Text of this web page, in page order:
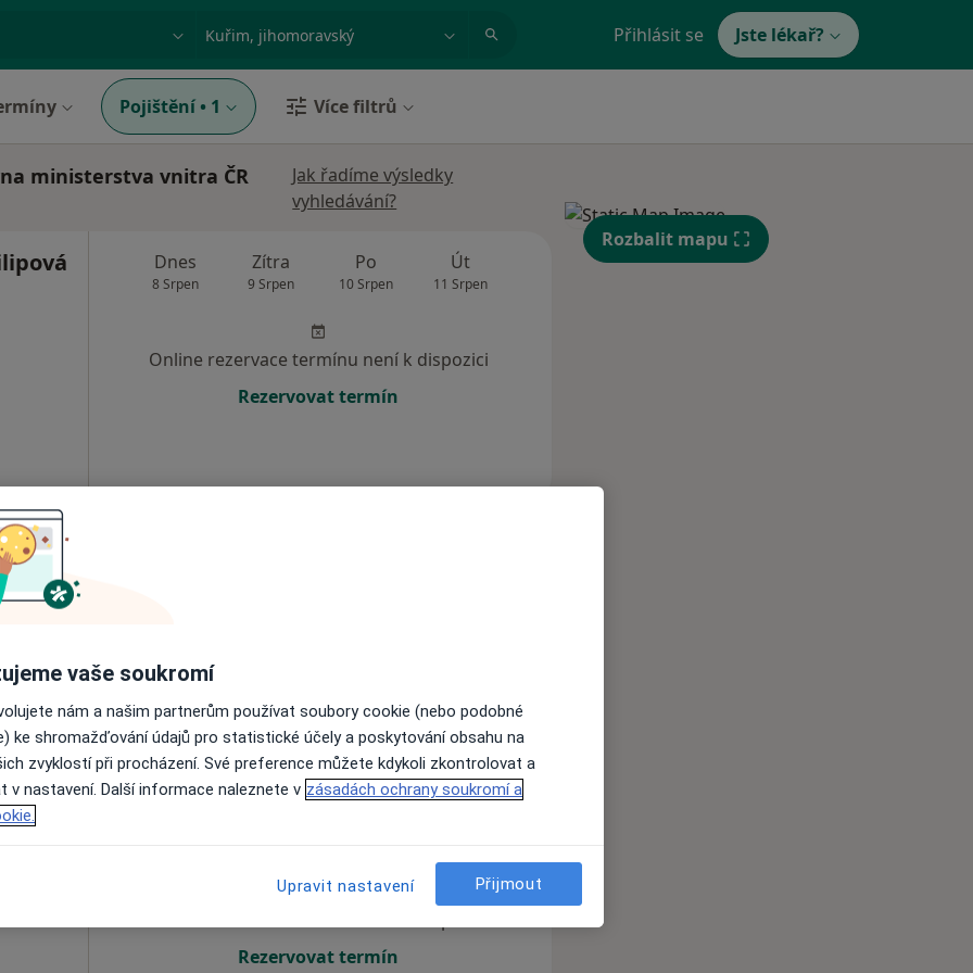
nemoc nebo příjmení Město nebo region Přihlásit se Jste lékař?
Pojištění • 1 Více filtrů
ministerstva vnitra ČR
Jak řadíme výsledky
vyhledávání?
Dnes
8 Srpen
Zítra
9 Srpen
Po
10 Srpen
Út
11 Srpen
Čt Pá
Online rezervace termínu není k dispozici
Rezervovat termín
Rezervovat termín
Rozbalit mapu
vaše soukromí
nám a našim partnerům používat soubory cookie (nebo podobné
ke shromažďování údajů pro statistické účely a poskytování obsahu na
zvyklostí při procházení. Své preference můžete kdykoli zkontrolovat a
v nastavení. Další informace naleznete v zásadách ochrany soukromí a
Upravit nastavení Přijmout